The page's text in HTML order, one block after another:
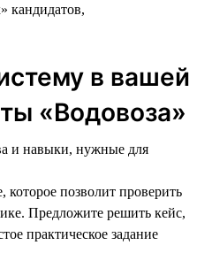
кандидатов,
в вашей
«Водовоза»
и навыки, нужные для
которое позволит проверить
Предложите решить кейс,
практическое задание